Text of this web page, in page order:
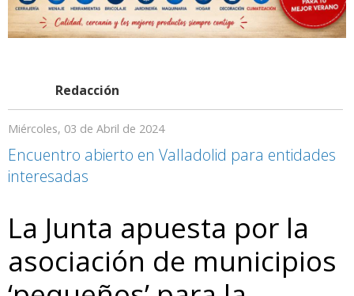
Redacción
Miércoles, 03 de Abril de 2024
Encuentro abierto en Valladolid para entidades
interesadas
La Junta apuesta por la
asociación de municipios